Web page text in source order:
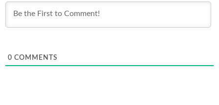
0 COMMENTS